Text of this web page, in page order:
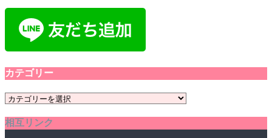
カテゴリー
カ
ゴ
相互リンク